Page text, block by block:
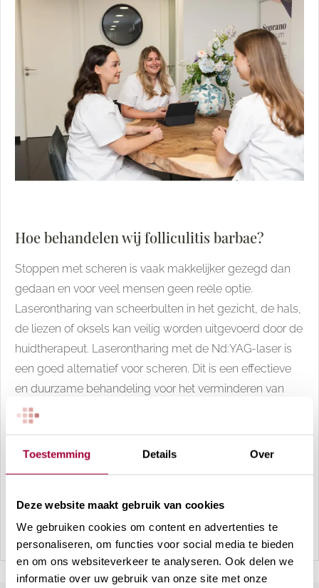
Toestemming Details Over
Deze website maakt gebruik van cookies
We gebruiken cookies om content en advertenties te
personaliseren, om functies voor social media te bieden
en om ons websiteverkeer te analyseren. Ook delen we
informatie over uw gebruik van onze site met onze
Hoe behandelen wij folliculitis barbae?
Stoppen met scheren is vaak makkelijker gezegd dan
gedaan en voor veel mensen geen reële optie.
Laserontharing van scheerbulten in het gezicht, de hals,
de liezen of oksels kan veilig worden uitgevoerd door de
huidtherapeut. Laserontharing met de Nd:YAG-laser is
een goed alternatief voor scheren. Dit is een effectieve
en duurzame behandeling voor het verminderen van
pijnlijke ontstekingen, haren en scheerirritaties. De
huid. Bovendien zorgt deze laser voor krimping van de
worden ingezet om de ontstekingen verder te
behandelen.